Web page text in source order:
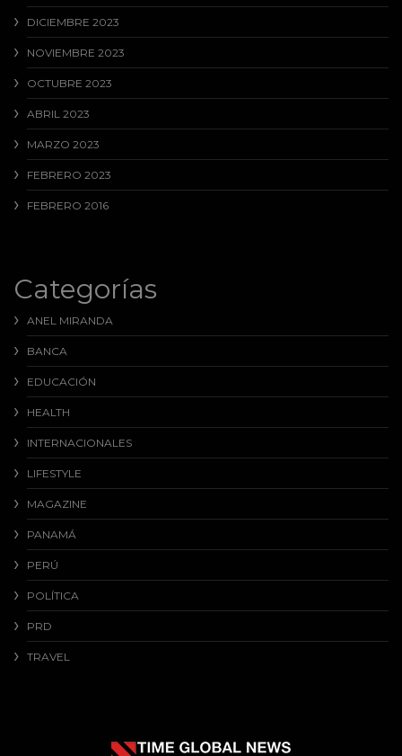
DICIEMBRE 2023
NOVIEMBRE 2023
OCTUBRE 2023
ABRIL 2023
MARZO 2023
FEBRERO 2023
FEBRERO 2016
Categorías
ANEL MIRANDA
BANCA
EDUCACIÓN
HEALTH
INTERNACIONALES
LIFESTYLE
MAGAZINE
PANAMÁ
PERÚ
POLÍTICA
PRD
TRAVEL